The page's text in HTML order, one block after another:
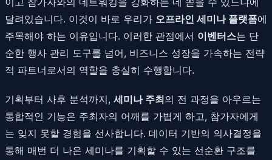
달려있습니다. 이것이 바로 우리가 오프라인 세미나 플랫폼에
주목해야 하는 이유입니다. 이러한 관점에서 이벤터스는 단
순한 행사 관리 도구를 넘어, 비즈니스 성장을 가속하는 전략
적 파트너로서의 역할을 충실히 수행합니다.
기획부터 사후 분석까지, 세미나 주최의 전 과정을 아우르는
통합적인 기능은 주최자의 어깨를 가볍게 하고, 참가자에게
는 잊지 못할 경험을 선사합니다. 데이터 기반의 의사결정을
통해 매번 더 나은 세미나를 기획할 수 있는 선순환 구조를